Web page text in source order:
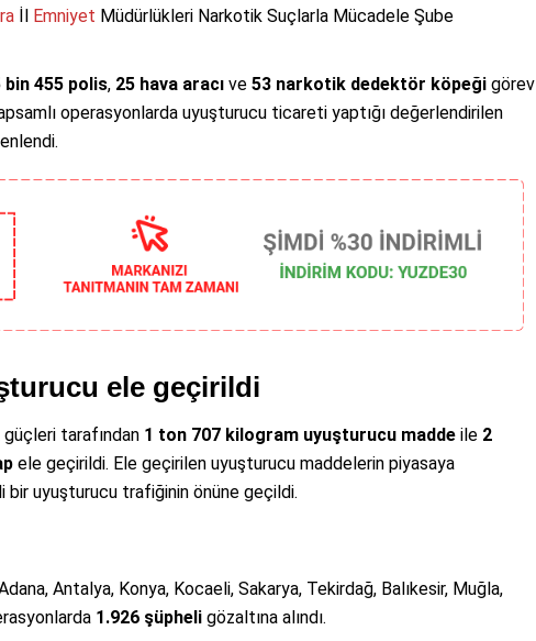
İl Emniyet Müdürlükleri Narkotik Suçlarla Mücadele Şube
bin 455 polis, 25 hava aracı ve 53 narkotik dedektör köpeği görev
operasyonlarda uyuşturucu ticareti yaptığı değerlendirilen
ele geçirildi
güçleri tarafından 1 ton 707 kilogram uyuşturucu madde ile 2
ele geçirildi. Ele geçirilen uyuşturucu maddelerin piyasaya
uyuşturucu trafiğinin önüne geçildi.
Antalya, Konya, Kocaeli, Sakarya, Tekirdağ, Balıkesir, Muğla,
1.926 şüpheli gözaltına alındı.